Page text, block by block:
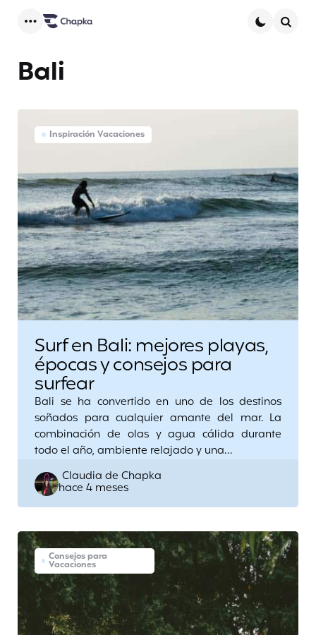
Bali
Inspiración Vacaciones
Surf en Bali: mejores playas,
épocas y consejos para
surfear
Bali se ha convertido en uno de los destinos
soñados para cualquier amante del mar. La
combinación de olas y agua cálida durante
todo el año, ambiente relajado y una…
Posted
by
Claudia de Chapka
hace 4 meses
Consejos para
Vacaciones